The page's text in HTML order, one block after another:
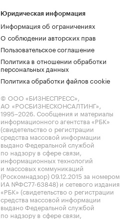
Юридическая информация
Информация об ограничениях
О соблюдении авторских прав
Пользовательское соглашение
Политика в отношении обработки
персональных данных
Политика обработки файлов cookie
© ООО «БИЗНЕСПРЕСС»,
АО «РОСБИЗНЕСКОНСАЛТИНГ»,
1995–2026. Сообщения и материалы
информационного агентства «РБК»
(свидетельство о регистрации
средства массовой информации
выдано Федеральной службой
по надзору в сфере связи,
информационных технологий
и массовых коммуникаций
(Роскомнадзор) 09.12.2015 за номером
ИА №ФС77-63848) и сетевого издания
«РБК» (свидетельство о регистрации
средства массовой информации
выдано Федеральной службой
по надзору в сфере связи,